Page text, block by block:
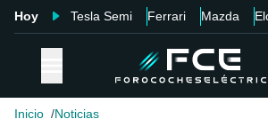
Hoy Tesla Semi Ferrari Mazda
Inicio Noticias